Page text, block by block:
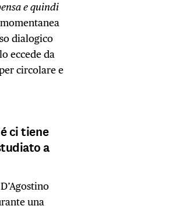
e quindi
dialogico
eccede da
circolare e
ci tiene
a
una